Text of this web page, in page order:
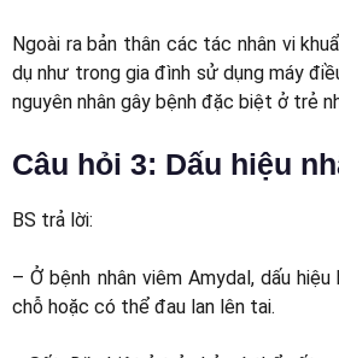
Ngoài ra bản thân các tác nhân vi
dụ như trong gia đình sử dụng máy
nguyên nhân gây bệnh đặc biệt ở trẻ
Câu hỏi 3: Dấu hiệu
BS trả lời:
– Ở bệnh nhân viêm Amydal, dấu
chỗ hoặc có thể đau lan lên tai.